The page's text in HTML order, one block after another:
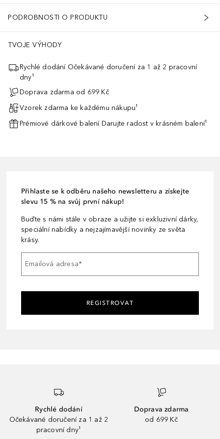
PODROBNOSTI O PRODUKTU
TVOJE VÝHODY
Rychlé dodání Očekávané doručení za 1 až 2 pracovní
dny¹
Doprava zdarma od 699 Kč
Vzorek zdarma ke každému nákupu¹
Prémiové dárkové balení Darujte radost v krásném balení¹
Přihlaste se k odběru našeho newsletteru a získejte
slevu 15 % na svůj první nákup!
Buďte s námi stále v obraze a užijte si exkluzivní dárky,
speciální nabídky a nejzajímavější novinky ze světa
krásy.
Emailová adresa*
REGISTROVAT
Rychlé dodání
Očekávané doručení za 1 až 2
pracovní dny¹
Doprava zdarma
od 699 Kč